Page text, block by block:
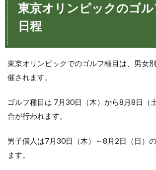
東京オリンピックのゴ
日程
東京オリンピックでのゴルフ種目は、男女
催されます。
ゴルフ種目は 7月30日（木）から8月8日（
合が行われます。
男子個人は7月30日（木）～8月2日（日）
ます。